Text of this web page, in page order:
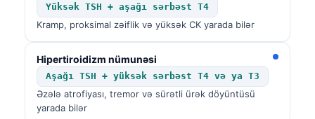
Yüksək TSH + aşağı sərbəst T4
Kramp, proksimal zəiflik və yüksək CK yarada bilər
Hipertiroidizm nümunəsi
Aşağı TSH + yüksək sərbəst T4 və ya T3
Əzələ atrofiyası, tremor və sürətli ürək döyüntüsü
yarada bilər
Nederlands
हिन्दी
Bahasa Indonesia
Íslenska